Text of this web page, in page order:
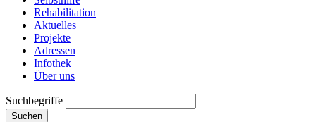
Rehabilitation
Aktuelles
Projekte
Adressen
Infothek
Über uns
Suchbegriffe
Suchen